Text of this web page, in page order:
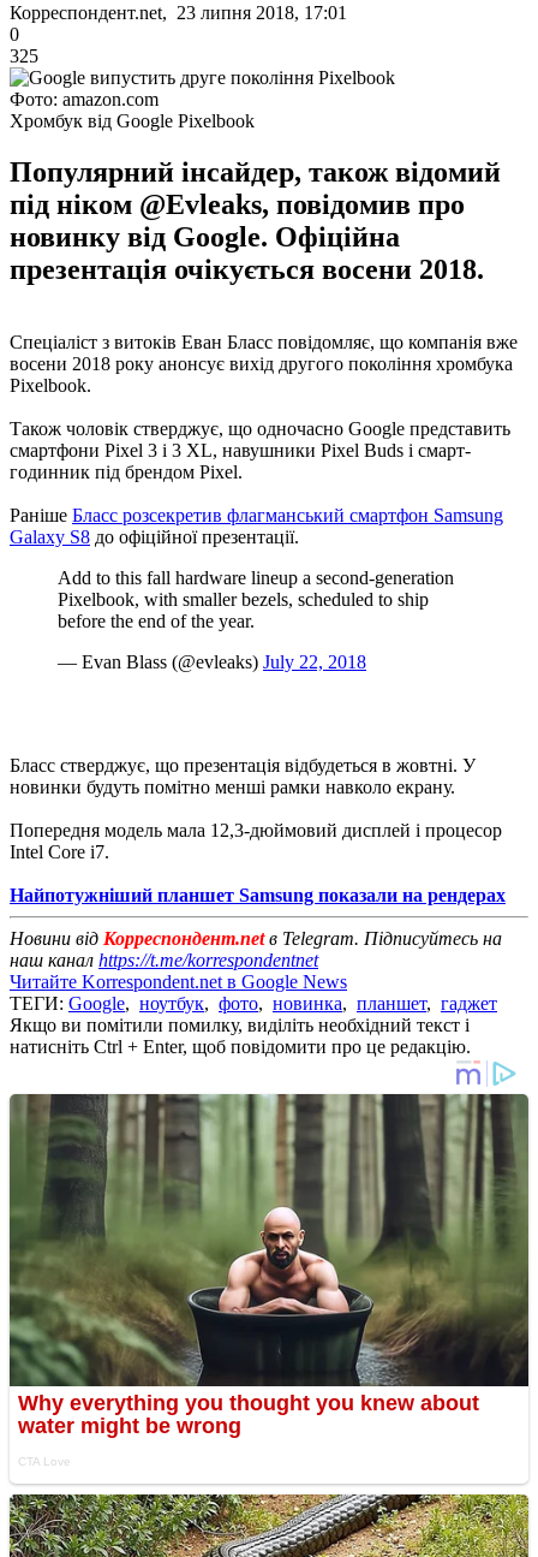
Корреспондент.net, 23 липня 2018, 17:01
0
325
Фото: amazon.com
Хромбук від Google Pixelbook
Популярний інсайдер, також відомий
під ніком @Evleaks, повідомив про
новинку від Google. Офіційна
презентація очікується восени 2018.
Спеціаліст з витоків Еван Бласс повідомляє, що компанія вже
восени 2018 року анонсує вихід другого покоління хромбука
Pixelbook.
Також чоловік стверджує, що одночасно Google представить
смартфони Pixel 3 і 3 XL, навушники Pixel Buds і смарт-
годинник під брендом Pixel.
Раніше Бласс розсекретив флагманський смартфон Samsung
Galaxy S8 до офіційної презентації.
Add to this fall hardware lineup a second-generation
Pixelbook, with smaller bezels, scheduled to ship
before the end of the year.
— Evan Blass (@evleaks) July 22, 2018
Бласс стверджує, що презентація відбудеться в жовтні. У
новинки будуть помітно менші рамки навколо екрану.
Попередня модель мала 12,3-дюймовий дисплей і процесор
Intel Core i7.
Найпотужніший планшет Samsung показали на рендерах
Новини від Корреспондент.netв Telegram. Підписуйтесь на
наш канал https://t.me/korrespondentnet
Читайте Korrespondent.net в Google News
ТЕГИ: Google, ноутбук, фото, новинка, планшет, гаджет
Якщо ви помітили помилку, виділіть необхідний текст і
натисніть Ctrl + Enter, щоб повідомити про це редакцію.